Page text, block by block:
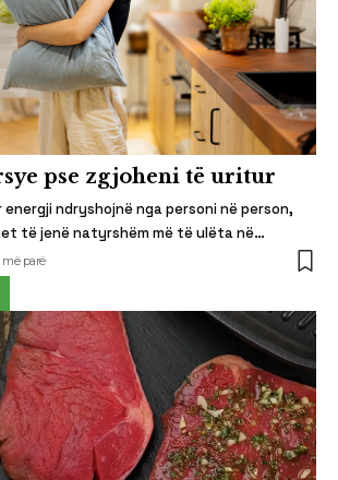
pse zgjoheni të uritur
ndryshojnë nga personi në person,
të jenë natyrshëm më të ulëta në…
parë